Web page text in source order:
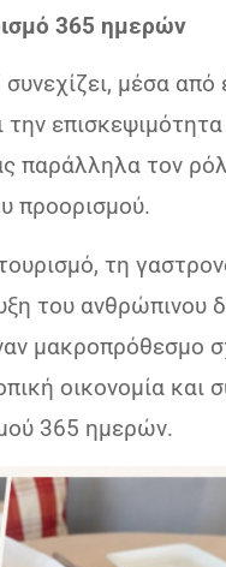
365 ημερών
μέσα
την
παράλληλα τον
προορισμού.
τη
του ανθρώπινου
μακροπρόθεσμο
οικονομία
365 ημερών.